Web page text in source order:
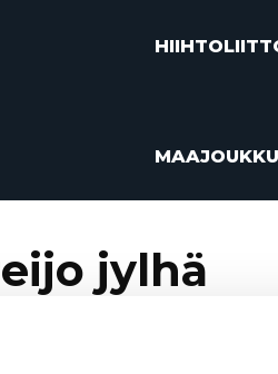
jylhä
liikuntakulttuurin ja urheilun